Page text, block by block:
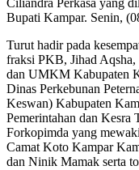
Ciliandra Perkasa yang
Bupati Kampar. Senin,
Turut hadir pada
fraksi PKB, Jihad Aqsha,
dan UMKM Kabupaten
Dinas Perkebunan
Keswan) Kabupaten
Pemerintahan dan Kesra
Forkopimda yang
Camat Koto Kampar
dan Ninik Mamak serta